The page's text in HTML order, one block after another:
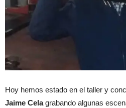
Hoy hemos estado en el taller y
Jaime Celagrabando algunas